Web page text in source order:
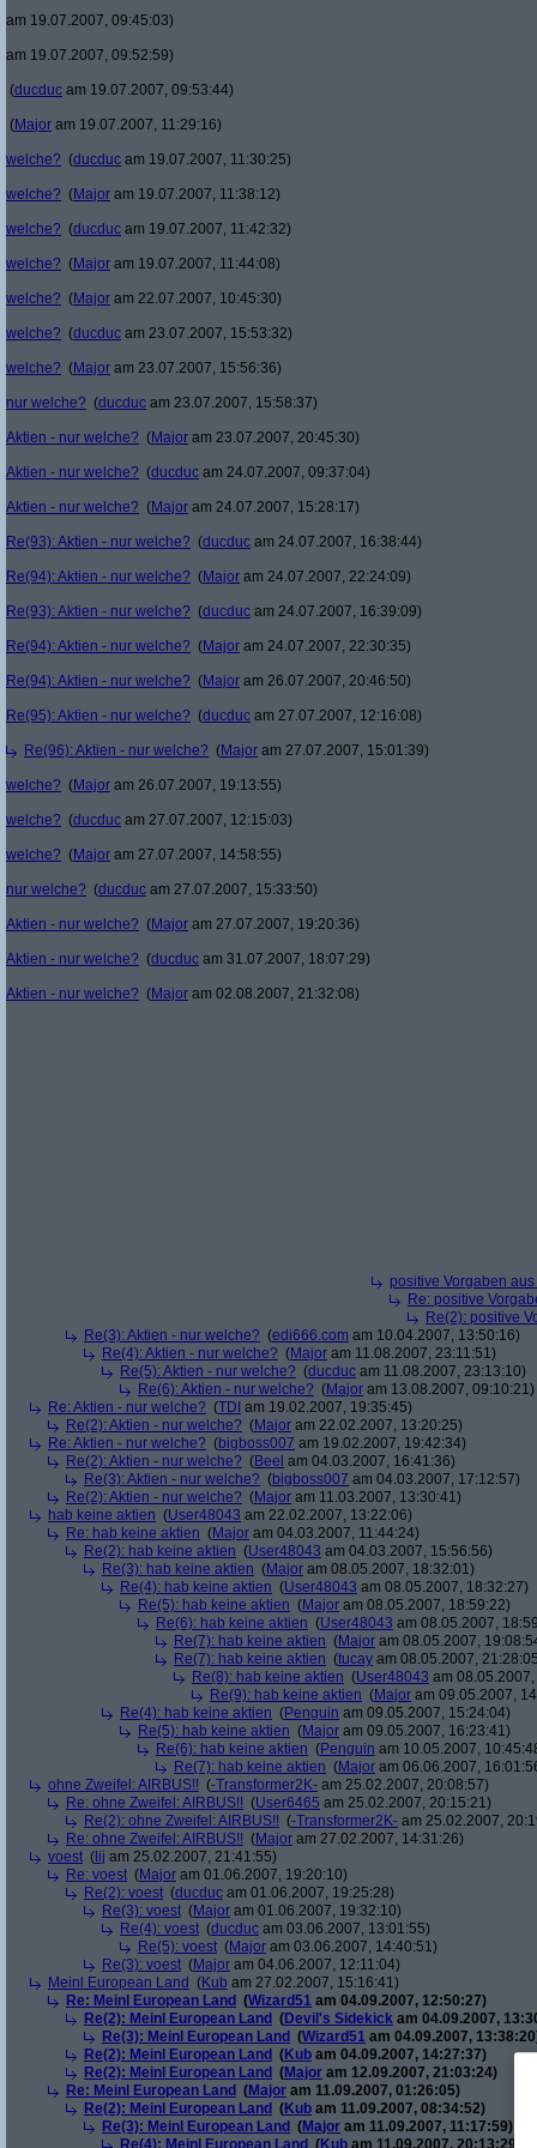
am 19.07.2007, 09:45:03)
am 19.07.2007, 09:52:59)
(ducduc am 19.07.2007, 09:53:44)
(Major am 19.07.2007, 11:29:16)
welche? (ducduc am 19.07.2007, 11:30:25)
welche? (Major am 19.07.2007, 11:38:12)
welche? (ducduc am 19.07.2007, 11:42:32)
welche? (Major am 19.07.2007, 11:44:08)
welche? (Major am 22.07.2007, 10:45:30)
welche? (ducduc am 23.07.2007, 15:53:32)
welche? (Major am 23.07.2007, 15:56:36)
nur welche? (ducduc am 23.07.2007, 15:58:37)
Aktien - nur welche? (Major am 23.07.2007, 20:45:30)
Aktien - nur welche? (ducduc am 24.07.2007, 09:37:04)
Aktien - nur welche? (Major am 24.07.2007, 15:28:17)
Re(93): Aktien - nur welche? (ducduc am 24.07.2007, 16:38:44)
Re(94): Aktien - nur welche? (Major am 24.07.2007, 22:24:09)
Re(93): Aktien - nur welche? (ducduc am 24.07.2007, 16:39:09)
Re(94): Aktien - nur welche? (Major am 24.07.2007, 22:30:35)
Re(94): Aktien - nur welche? (Major am 26.07.2007, 20:46:50)
Re(95): Aktien - nur welche? (ducduc am 27.07.2007, 12:16:08)
Re(96): Aktien - nur welche? (Major am 27.07.2007, 15:01:39)
welche? (Major am 26.07.2007, 19:13:55)
welche? (ducduc am 27.07.2007, 12:15:03)
welche? (Major am 27.07.2007, 14:58:55)
nur welche? (ducduc am 27.07.2007, 15:33:50)
Aktien - nur welche? (Major am 27.07.2007, 19:20:36)
Aktien - nur welche? (ducduc am 31.07.2007, 18:07:29)
Aktien - nur welche? (Major am 02.08.2007, 21:32:08)
positive Vorgaben
Re: positive
Re(2): positive
Re(3): Aktien - nur welche? (edi666.com am 10.04.2007, 13:50:16)
Re(4): Aktien - nur welche? (Major am 11.08.2007, 23:11:51)
Re(5): Aktien - nur welche? (ducduc am 11.08.2007, 23:13:10)
Re(6): Aktien - nur welche? (Major am 13.08.2007, 09:10:21)
Re: Aktien - nur welche? (TDI am 19.02.2007, 19:35:45)
Re(2): Aktien - nur welche? (Major am 22.02.2007, 13:20:25)
Re: Aktien - nur welche? (bigboss007 am 19.02.2007, 19:42:34)
Re(2): Aktien - nur welche? (Beel am 04.03.2007, 16:41:36)
Re(3): Aktien - nur welche? (bigboss007 am 04.03.2007, 17:12:57)
Re(2): Aktien - nur welche? (Major am 11.03.2007, 13:30:41)
hab keine aktien (User48043 am 22.02.2007, 13:22:06)
Re: hab keine aktien (Major am 04.03.2007, 11:44:24)
Re(2): hab keine aktien (User48043 am 04.03.2007, 15:56:56)
Re(3): hab keine aktien (Major am 08.05.2007, 18:32:01)
Re(4): hab keine aktien (User48043 am 08.05.2007, 18:32:27)
Re(5): hab keine aktien (Major am 08.05.2007, 18:59:22)
Re(6): hab keine aktien (User48043 am 08.05.2007,
Re(7): hab keine aktien (Major am 08.05.2007,
Re(7): hab keine aktien (tucay am 08.05.2007,
Re(8): hab keine aktien (User48043 am
Re(9): hab keine aktien (Major am 09.05.2007,
Re(4): hab keine aktien (Penguin am 09.05.2007, 15:24:04)
Re(5): hab keine aktien (Major am 09.05.2007, 16:23:41)
Re(6): hab keine aktien (Penguin am 10.05.2007,
Re(7): hab keine aktien (Major am 06.06.2007,
ohne Zweifel: AIRBUS!! (-Transformer2K- am 25.02.2007, 20:08:57)
Re: ohne Zweifel: AIRBUS!! (User6465 am 25.02.2007, 20:15:21)
Re(2): ohne Zweifel: AIRBUS!! (-Transformer2K- am 25.02.2007,
Re: ohne Zweifel: AIRBUS!! (Major am 27.02.2007, 14:31:26)
voest ( lij am 25.02.2007, 21:41:55)
Re: voest (Major am 01.06.2007, 19:20:10)
Re(2): voest (ducduc am 01.06.2007, 19:25:28)
Re(3): voest (Major am 01.06.2007, 19:32:10)
Re(4): voest (ducduc am 03.06.2007, 13:01:55)
Re(5): voest (Major am 03.06.2007, 14:40:51)
Re(3): voest (Major am 04.06.2007, 12:11:04)
Meinl European Land (Kub am 27.02.2007, 15:16:41)
Re: Meinl European Land (Wizard51 am 04.09.2007, 12:50:27)
Re(2): Meinl European Land (Devil's Sidekick am 04.09.2007,
Re(3): Meinl European Land (Wizard51 am 04.09.2007,
Re(2): Meinl European Land (Kub am 04.09.2007, 14:27:37)
Re(2): Meinl European Land (Major am 12.09.2007, 21:03:24)
Re: Meinl European Land (Major am 11.09.2007, 01:26:05)
Re(2): Meinl European Land (Kub am 11.09.2007, 08:34:52)
Re(3): Meinl European Land (Major am 11.09.2007, 11:17:59)
Re(4): Meinl European Land (Kub am 11.09.2007, 20:13:29)